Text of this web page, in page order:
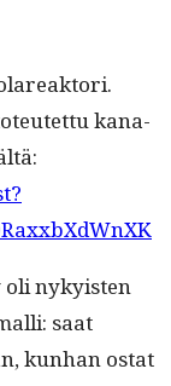
kana­
oli nyky­is­ten
saat
kun­han ostat